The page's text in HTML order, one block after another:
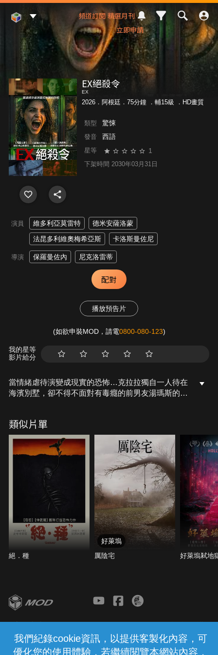
我們紀錄cookie資訊，以提供客製化內容，可
優化您的使用體驗，若繼續閱覽本網站內容，
Mod Web頻道訂閱
立即申請
精選月刊
EX絕殺令
EX
2026．阿根廷．75分鐘 ． 輔15級 ．HD畫質
類型 驚悚
發音 西語
星等 1
下架時間 2030年03月31日
演員 維多利亞莫雷特
德米安薩洛蒙
法昆多利維奧梅希亞斯
卡洛斯曼佐尼
導演 保羅曼佐內 尼克洛雷蒂
配對
播放預告片
(如欲申裝MOD，請電0800-080-123)
我的星等
影片給分
當情緒虐待演變成現實的恐怖…克拉拉獨自一人待在
海濱別墅，卻不得不面對有毒癮的前男友湯瑪斯的突
他似乎擁有無敵的力量，每次克拉拉試圖殺死他，他
都會再次出現。
類似片單
絕．種
好萊塢
厲陰宅
好萊塢弒地
中華電信股份有限公司個人家庭分公司